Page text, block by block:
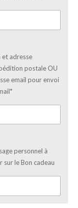
et adresse
postale OU
email pour envoi
personnel à
sur le Bon cadeau